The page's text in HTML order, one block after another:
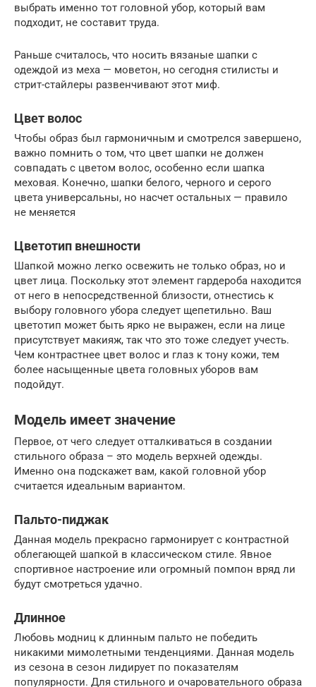
выбрать именно тот головной убор, который вам
подходит, не составит труда.
Раньше считалось, что носить вязаные шапки с
одеждой из меха — моветон, но сегодня стилисты и
стрит-стайлеры развенчивают этот миф.
Цвет волос
Чтобы образ был гармоничным и смотрелся завершено,
важно помнить о том, что цвет шапки не должен
совпадать с цветом волос, особенно если шапка
меховая. Конечно, шапки белого, черного и серого
цвета универсальны, но насчет остальных — правило
не меняется
Цветотип внешности
Шапкой можно легко освежить не только образ, но и
цвет лица. Поскольку этот элемент гардероба находится
от него в непосредственной близости, отнестись к
выбору головного убора следует щепетильно. Ваш
цветотип может быть ярко не выражен, если на лице
присутствует макияж, так что это тоже следует учесть.
Чем контрастнее цвет волос и глаз к тону кожи, тем
более насыщенные цвета головных уборов вам
подойдут.
Модель имеет значение
Первое, от чего следует отталкиваться в создании
стильного образа – это модель верхней одежды.
Именно она подскажет вам, какой головной убор
считается идеальным вариантом.
Пальто-пиджак
Данная модель прекрасно гармонирует с контрастной
облегающей шапкой в классическом стиле. Явное
спортивное настроение или огромный помпон вряд ли
будут смотреться удачно.
Длинное
Любовь модниц к длинным пальто не победить
никакими мимолетными тенденциями. Данная модель
из сезона в сезон лидирует по показателям
популярности. Для стильного и очаровательного образа